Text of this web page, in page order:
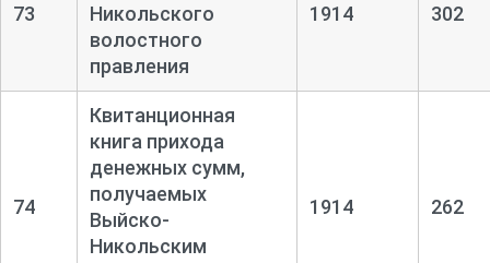
73
Никольского
волостного
правления
1914 302
74
Квитанционная
книга прихода
денежных сумм,
получаемых
Выйско-
Никольским
1914 262